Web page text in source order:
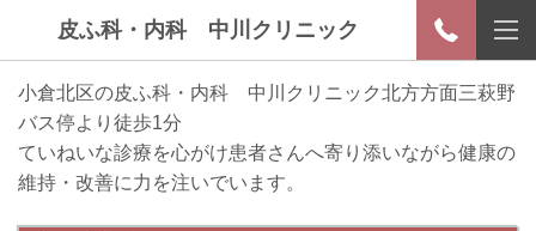
皮ふ科・内科 中川クリニック
小倉北区の皮ふ科・内科 中川クリニック北方方面三萩野
バス停より徒歩1分
ていねいな診療を心がけ患者さんへ寄り添いながら健康の
維持・改善に力を注いでいます。